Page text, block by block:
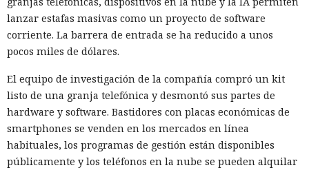
la memoria del diálogo. Además conviene limitar el plazo
de conservación del contexto, comprobar el intercambio
comportamiento en distintas etapas de la cadena de
sistemas de IA.
Investigadores del MIT eluden
los parches contra Spectre v2
en procesadores Intel y AMD
14:18 / 09.08.2026
lanzar estafas masivas como un proyecto de software
corriente. La barrera de entrada se ha reducido a unos
pocos miles de dólares.
El equipo de investigación de la compañía compró un kit
listo de una granja telefónica y desmontó sus partes de
hardware y software. Bastidores con placas económicas de
smartphones se venden en los mercados en línea
habituales, los programas de gestión están disponibles
públicamente y los teléfonos en la nube se pueden alquilar